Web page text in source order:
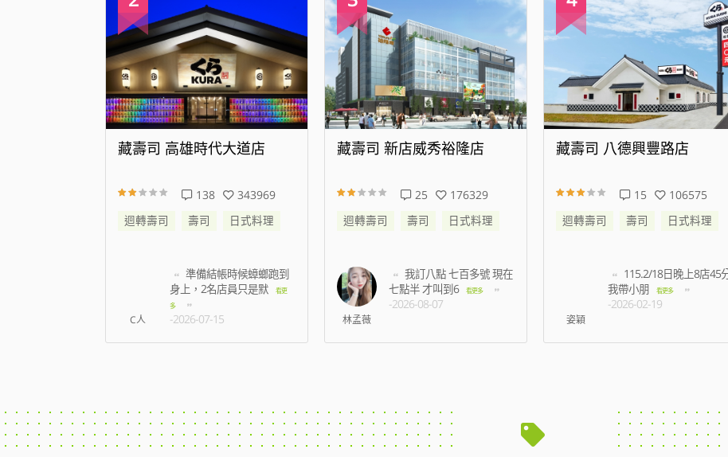
藏壽司 新店威秀裕隆店
25
176329
迴轉壽司
壽司 日式料理
林孟薇
我訂八點 七百多號 現在
七點半 才叫到6
看更多
-2026-08-07
藏壽司 八德興豐路店
15
106575
迴轉壽司
壽司 日式料理
姿穎
115.2/18日晚上8店45分
我帶小朋 看更多
-2026-02-19
藏壽司 松江南京店
94
472003
迴轉壽司
壽司 日式料理
王振洋
等了半小時以上都還沒
有預約未到候補的名額
多